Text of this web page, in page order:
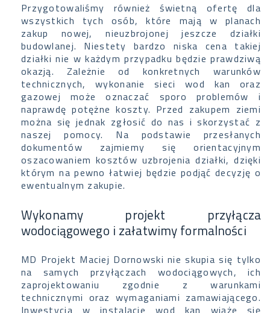
Przygotowaliśmy również świetną ofertę dla
wszystkich tych osób, które mają w planach
zakup nowej, nieuzbrojonej jeszcze działki
budowlanej. Niestety bardzo niska cena takiej
działki nie w każdym przypadku będzie prawdziwą
okazją. Zależnie od konkretnych warunków
technicznych, wykonanie sieci wod kan oraz
gazowej może oznaczać sporo problemów i
naprawdę potężne koszty. Przed zakupem ziemi
można się jednak zgłosić do nas i skorzystać z
naszej pomocy. Na podstawie przesłanych
dokumentów zajmiemy się orientacyjnym
oszacowaniem kosztów uzbrojenia działki, dzięki
którym na pewno łatwiej będzie podjąć decyzję o
ewentualnym zakupie.
Wykonamy projekt przyłącza
wodociągowego i załatwimy formalności
MD Projekt Maciej Dornowski nie skupia się tylko
na samych przyłączach wodociągowych, ich
zaprojektowaniu zgodnie z warunkami
technicznymi oraz wymaganiami zamawiającego.
Inwestycja w instalacje wod kan wiąże się